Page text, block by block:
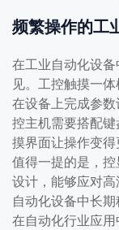
频繁操作的工
在工业自动化设
见。工控触摸一
在设备上完成参
控主机需要搭配
摸界面让操作变得
值得一提的是，控
设计，能够应对
自动化设备中长
在自动化行业应用